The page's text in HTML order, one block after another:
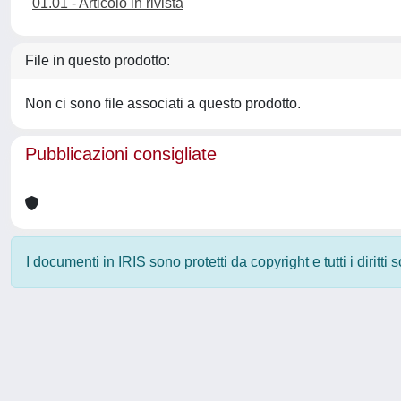
01.01 - Articolo in rivista
File in questo prodotto:
Non ci sono file associati a questo prodotto.
Pubblicazioni consigliate
I documenti in IRIS sono protetti da copyright e tutti i diritti